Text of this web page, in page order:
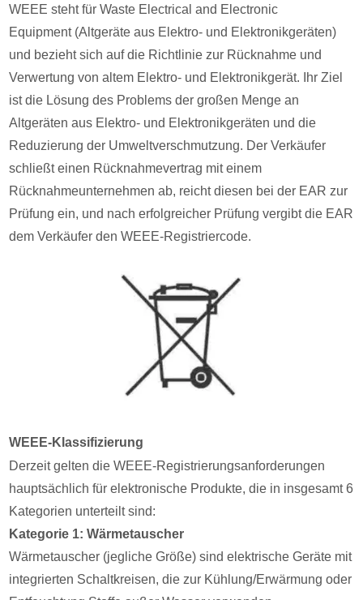
WEEE steht für Waste Electrical and Electronic
Equipment (Altgeräte aus Elektro- und Elektronikgeräten)
und bezieht sich auf die Richtlinie zur Rücknahme und
Verwertung von altem Elektro- und Elektronikgerät. Ihr Ziel
ist die Lösung des Problems der großen Menge an
Altgeräten aus Elektro- und Elektronikgeräten und die
Reduzierung der Umweltverschmutzung. Der Verkäufer
schließt einen Rücknahmevertrag mit einem
Rücknahmeunternehmen ab, reicht diesen bei der EAR zur
Prüfung ein, und nach erfolgreicher Prüfung vergibt die EAR
dem Verkäufer den WEEE-Registriercode.
WEEE-Klassifizierung
Derzeit gelten die WEEE-Registrierungsanforderungen
hauptsächlich für elektronische Produkte, die in insgesamt 6
Kategorien unterteilt sind:
Kategorie 1: Wärmetauscher
Wärmetauscher (jegliche Größe) sind elektrische Geräte mit
integrierten Schaltkreisen, die zur Kühlung/Erwärmung oder